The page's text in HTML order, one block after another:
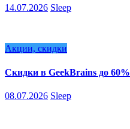
14.07.2026 Sleep
Акции, скидки
Скидки в GeekBrains до 60%
08.07.2026 Sleep